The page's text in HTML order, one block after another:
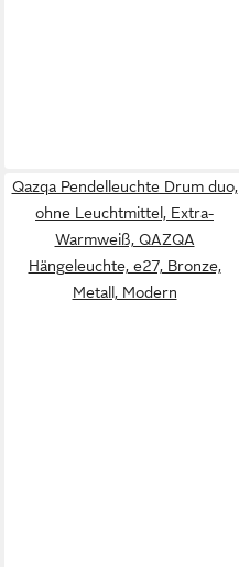
Qazqa Pendelleuchte Drum duo,
ohne Leuchtmittel, Extra-
Warmweiß, QAZQA
Hängeleuchte, e27, Bronze,
Metall, Modern